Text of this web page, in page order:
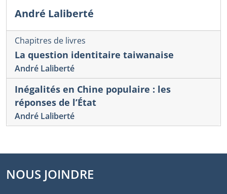
André Laliberté
Chapitres de livres
La question identitaire taiwanaise
André Laliberté
Inégalités en Chine populaire : les
réponses de l’État
André Laliberté
NOUS JOINDRE